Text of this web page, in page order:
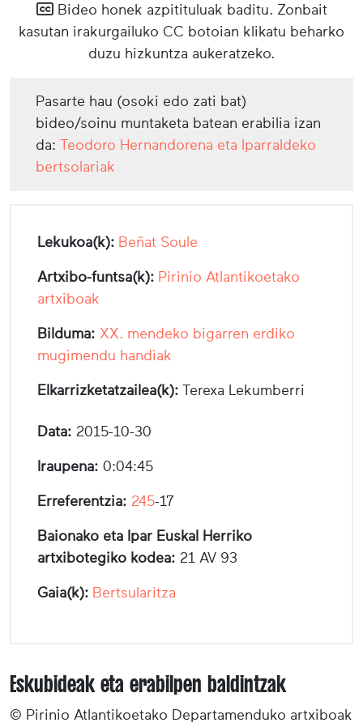
Bideo honek azpitituluak baditu. Zonbait
kasutan irakurgailuko CC botoian klikatu beharko
duzu hizkuntza aukeratzeko.
Pasarte hau (osoki edo zati bat)
bideo/soinu muntaketa batean erabilia izan
da: Teodoro Hernandorena eta Iparraldeko
bertsolariak
Lekukoa(k): Beñat Soule
Artxibo-funtsa(k): Pirinio Atlantikoetako
artxiboak
Bilduma: XX. mendeko bigarren erdiko
mugimendu handiak
Elkarrizketatzailea(k): Terexa Lekumberri
Data: 2015-10-30
Iraupena: 0:04:45
Erreferentzia: 245-17
Baionako eta Ipar Euskal Herriko
artxibotegiko kodea: 21 AV 93
Gaia(k): Bertsularitza
Eskubideak eta erabilpen baldintzak
© Pirinio Atlantikoetako Departamenduko artxiboak